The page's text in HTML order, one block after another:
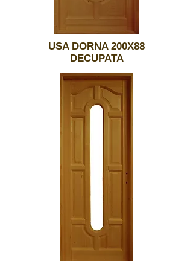
USA DORNA 200X88
DECUPATA